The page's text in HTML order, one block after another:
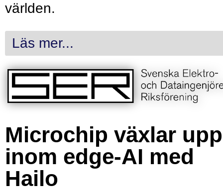
världen.
Läs mer...
Microchip växlar upp
inom edge-AI med
Hailo